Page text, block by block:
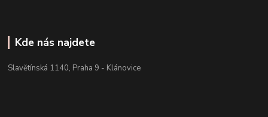
Kde nás najdete
Slavětínská 1140, Praha 9 - Klánovice